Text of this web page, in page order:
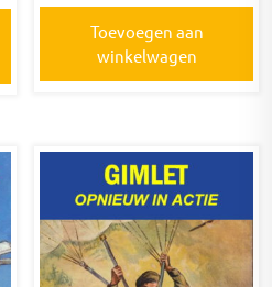
Toevoegen aan
winkelwagen